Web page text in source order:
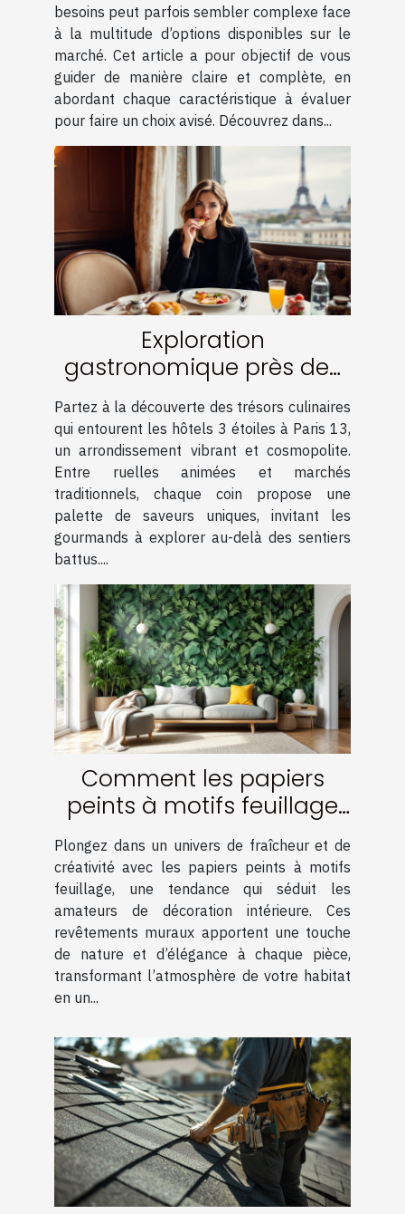
besoins peut parfois sembler complexe face
à la multitude d’options disponibles sur le
marché. Cet article a pour objectif de vous
guider de manière claire et complète, en
abordant chaque caractéristique à évaluer
pour faire un choix avisé. Découvrez dans...
Exploration
gastronomique près des
hôtels 3 étoiles à Paris 13
Partez à la découverte des trésors culinaires
qui entourent les hôtels 3 étoiles à Paris 13,
un arrondissement vibrant et cosmopolite.
Entre ruelles animées et marchés
traditionnels, chaque coin propose une
palette de saveurs uniques, invitant les
gourmands à explorer au-delà des sentiers
battus....
Comment les papiers
peints à motifs feuillage
transforment-ils votre
intérieur ?
Plongez dans un univers de fraîcheur et de
créativité avec les papiers peints à motifs
feuillage, une tendance qui séduit les
amateurs de décoration intérieure. Ces
revêtements muraux apportent une touche
de nature et d’élégance à chaque pièce,
transformant l’atmosphère de votre habitat
en un...